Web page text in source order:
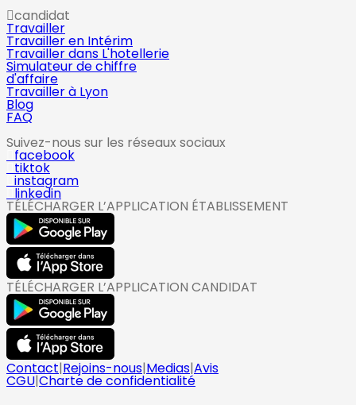
candidat
Travailler
Travailler en Intérim
Travailler dans L'hotellerie
Simulateur de chiffre
d'affaire
Travailler à Lyon
Blog
FAQ
Suivez-nous sur les réseaux sociaux
facebook
tiktok
instagram
linkedin
TÉLÉCHARGER L’APPLICATION ÉTABLISSEMENT
TÉLÉCHARGER L’APPLICATION CANDIDAT
Contact|Rejoins-nous|Medias|Avis
CGU|Charte de confidentialité